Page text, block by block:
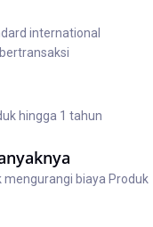
international
hingga 1 tahun
biaya Produk